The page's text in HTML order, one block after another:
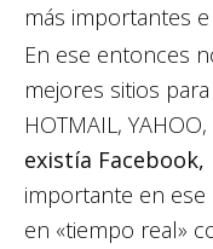
más importantes
En ese entonces
mejores sitios
HOTMAIL,
existía
importante en
en «tiempo real»